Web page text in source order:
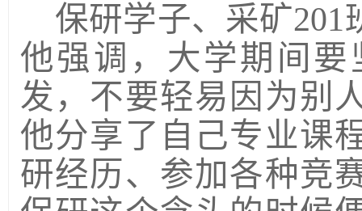
保研学子、采矿201
他强调，大学期间
发，不要轻易因为别
他分享了自己专业课
研经历、参加各种竞